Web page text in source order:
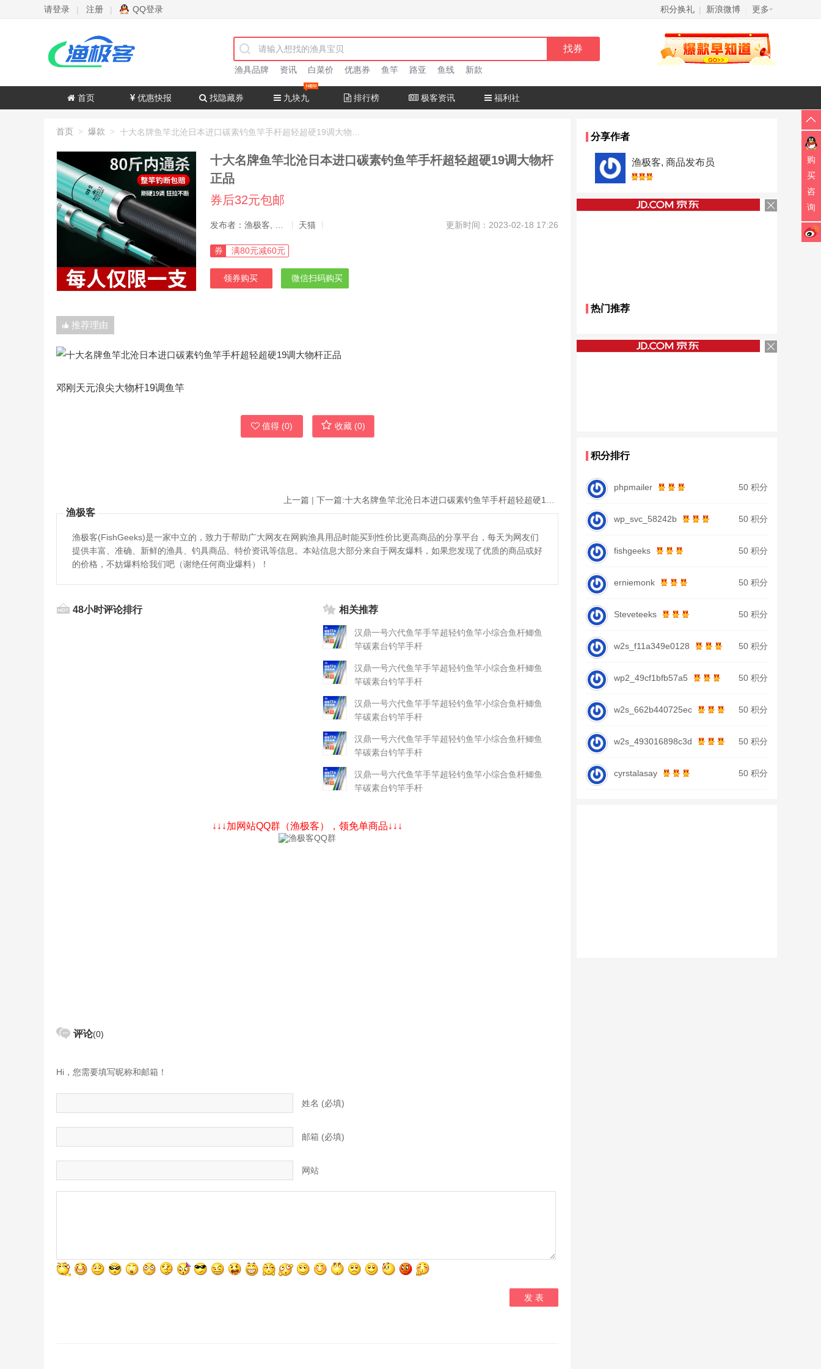
请登录 | 注册 | QQ登录 积分换礼 | 新浪微博 更多
渔具品牌 资讯 白菜价 优惠券 鱼竿 路亚 鱼线 新款
首页 优惠快报 找隐藏券 九块九 排行榜 极客资讯 福利社
首页 > 爆款 >
十大名牌鱼竿北沧日本进口碳素钓鱼竿手杆超轻超硬19调大物杆
正品
券后32元包邮
天猫 更新时间：2023-02-18 17:26
券 满80元减60元
领券购买 微信扫码购买
推荐理由
邓刚天元浪尖大物杆19调鱼竿
值得 (0) 收藏 (0)
上一篇 | 下一篇:
渔极客
渔极客(FishGeeks)是一家中立的，致力于帮助广大网友在网购渔具用品时能买到性价比更高商品的分享平台，每天为网友们
提供丰富、准确、新鲜的渔具、钓具商品、特价资讯等信息。本站信息大部分来自于网友爆料，如果您发现了优质的商品或好
的价格，不妨爆料给我们吧（谢绝任何商业爆料）！
48小时评论排行 相关推荐
汉鼎一号六代鱼竿手竿超轻钓鱼竿小综合鱼杆鲫鱼
竿碳素台钓竿手杆
汉鼎一号六代鱼竿手竿超轻钓鱼竿小综合鱼杆鲫鱼
竿碳素台钓竿手杆
汉鼎一号六代鱼竿手竿超轻钓鱼竿小综合鱼杆鲫鱼
竿碳素台钓竿手杆
汉鼎一号六代鱼竿手竿超轻钓鱼竿小综合鱼杆鲫鱼
竿碳素台钓竿手杆
汉鼎一号六代鱼竿手竿超轻钓鱼竿小综合鱼杆鲫鱼
竿碳素台钓竿手杆
↓↓↓加网站QQ群（渔极客），领免单商品↓↓↓
评论(0)
Hi，您需要填写昵称和邮箱！
姓名 (必填)
邮箱 (必填)
网站
分享作者
渔极客, 商品发布员
热门推荐
积分排行
phpmailer 50 积分
wp_svc_58242b 50 积分
fishgeeks 50 积分
erniemonk 50 积分
Steveteeks 50 积分
w2s_f11a349e0128 50 积分
wp2_49cf1bfb57a5 50 积分
w2s_662b440725ec 50 积分
w2s_493016898c3d 50 积分
cyrstalasay 50 积分
购
买
咨
询